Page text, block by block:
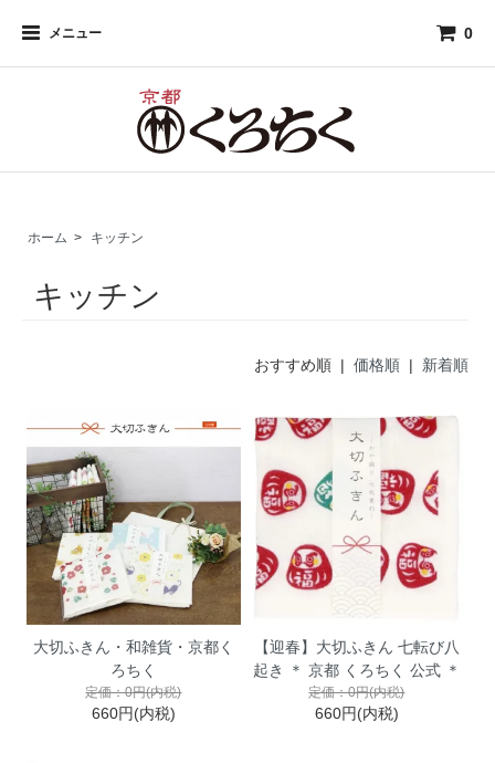
メニュー 0
ホーム > キッチン
キッチン
おすすめ順 | 価格順| 新着順
大切ふきん・和雑貨・京都く
ろちく
定価：0円(内税)
660円(内税)
【迎春】大切ふきん 七転び八
起き ＊ 京都 くろちく 公式 ＊
定価：0円(内税)
660円(内税)